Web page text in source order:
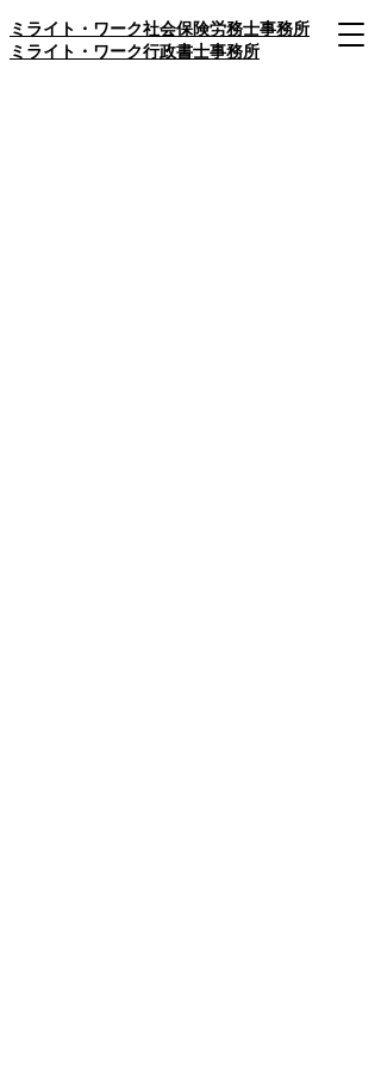
​ミライト・ワーク社会保険労務士事務所
​ミライト・ワーク行政書士事務所